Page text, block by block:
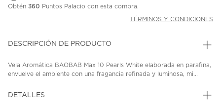
Obtén 360 Puntos Palacio con esta compra.
TÉRMINOS Y CONDICIONES
DESCRIPCIÓN DE PRODUCTO
Vela Aromática BAOBAB Max 10 Pearls White elaborada en parafina,
envuelve el ambiente con una fragancia refinada y luminosa, mi...
DETALLES